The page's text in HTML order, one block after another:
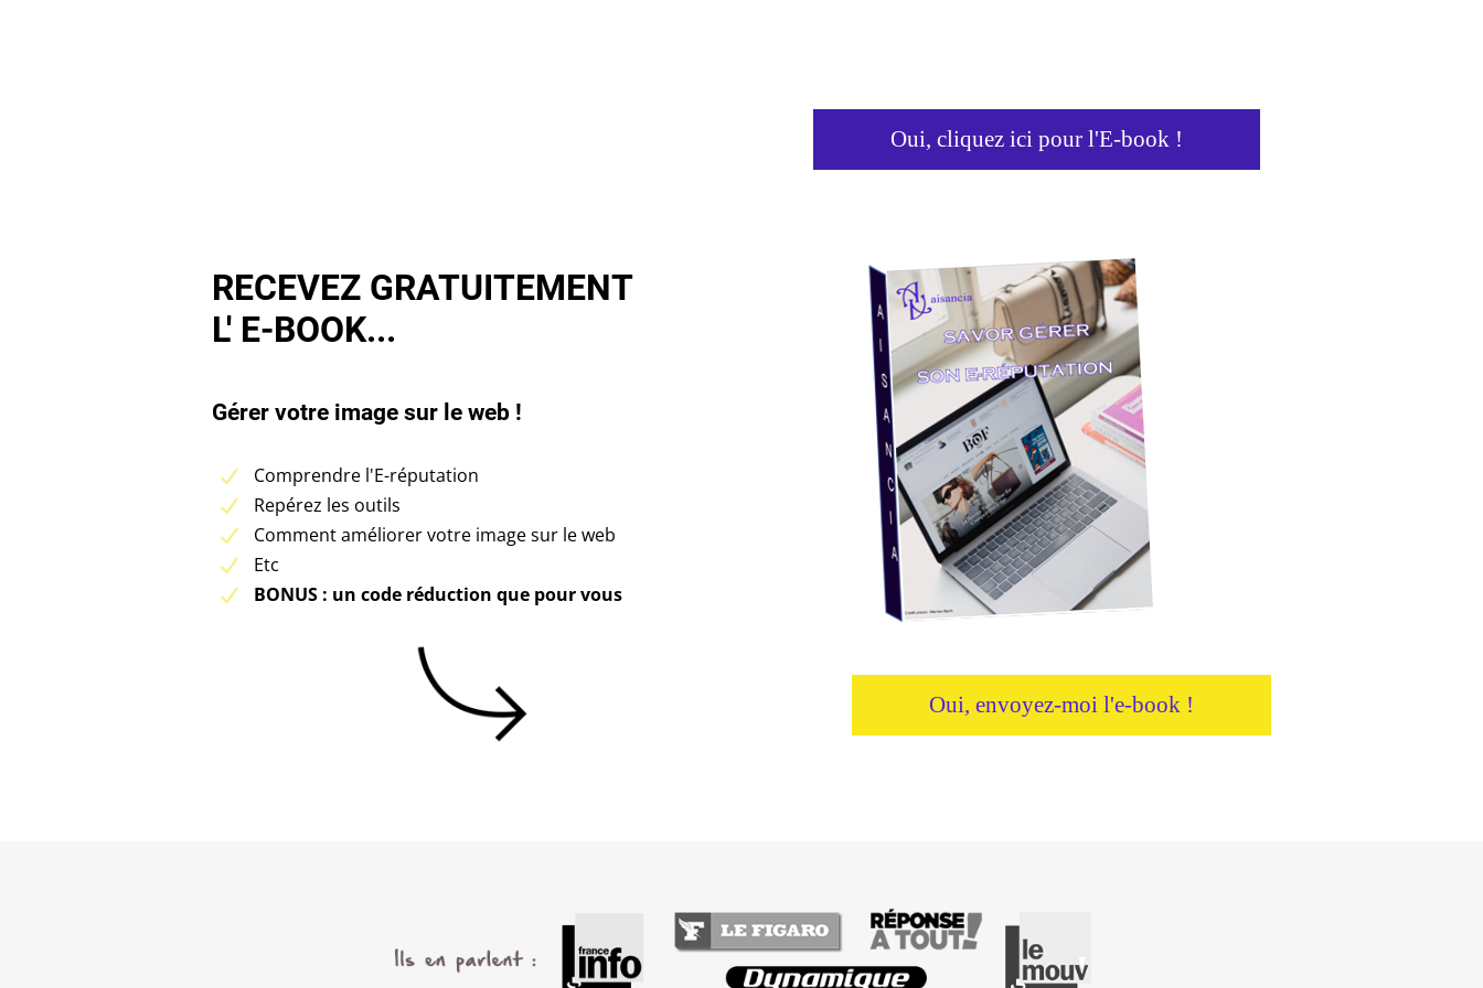
Oui, cliquez ici pour l'E-book !
RECEVEZ GRATUITEMENT
L' E-BOOK...
Gérer votre image sur le web !
Comprendre l'E-réputation
Repérez les outils
Comment améliorer votre image sur le web
Etc
BONUS : un code réduction que pour vous
Oui, envoyez-moi l'e-book !